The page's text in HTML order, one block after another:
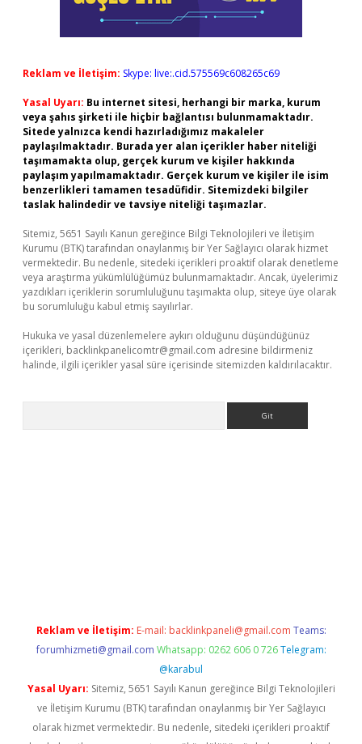
Reklam ve İletişim: Skype: live:.cid.575569c608265c69
Yasal Uyarı: Bu internet sitesi, herhangi bir marka, kurum
veya şahıs şirketi ile hiçbir bağlantısı bulunmamaktadır.
Sitede yalnızca kendi hazırladığımız makaleler
paylaşılmaktadır. Burada yer alan içerikler haber niteliği
taşımamakta olup, gerçek kurum ve kişiler hakkında
paylaşım yapılmamaktadır. Gerçek kurum ve kişiler ile isim
benzerlikleri tamamen tesadüfidir. Sitemizdeki bilgiler
taslak halindedir ve tavsiye niteliği taşımazlar.
Sitemiz, 5651 Sayılı Kanun gereğince Bilgi Teknolojileri ve İletişim
Kurumu (BTK) tarafından onaylanmış bir Yer Sağlayıcı olarak hizmet
vermektedir. Bu nedenle, sitedeki içerikleri proaktif olarak denetleme
veya araştırma yükümlülüğümüz bulunmamaktadır. Ancak, üyelerimiz
yazdıkları içeriklerin sorumluluğunu taşımakta olup, siteye üye olarak
bu sorumluluğu kabul etmiş sayılırlar.
Hukuka ve yasal düzenlemelere aykırı olduğunu düşündüğünüz
içerikleri, backlinkpanelicomtr@gmail.com adresine bildirmeniz
halinde, ilgili içerikler yasal süre içerisinde sitemizden kaldırılacaktır.
Reklam ve İletişim: E-mail: backlinkpaneli@gmail.com Teams:
forumhizmeti@gmail.com Whatsapp: 0262 606 0 726 Telegram:
@karabul
Yasal Uyarı: Sitemiz, 5651 Sayılı Kanun gereğince Bilgi Teknolojileri
ve İletişim Kurumu (BTK) tarafından onaylanmış bir Yer Sağlayıcı
olarak hizmet vermektedir. Bu nedenle, sitedeki içerikleri proaktif